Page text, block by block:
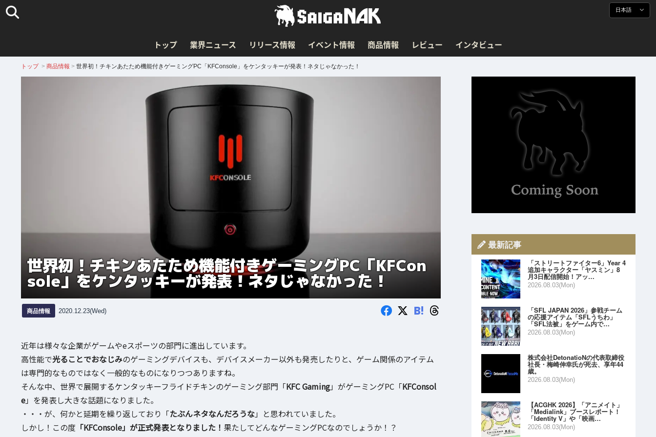
日本語
トップ 業界ニュース リリース情報 イベント情報 商品情報 レビュー インタビュー
トップ > 商品情報 > 世界初！チキンあたため機能付きゲーミングPC「KFConsole」をケンタッキーが発表！ネタじゃなかった！
世界初！チキンあたため機能付きゲーミングPC「KFCon
sole」をケンタッキーが発表！ネタじゃなかった！
商品情報 2020.12.23(Wed) B!
近年は様々な企業がゲームやeスポーツの部門に進出しています。
高性能で光ることでおなじみのゲーミングデバイスも、デバイスメーカー以外も発売したりと、ゲーム関係のアイテム
は専門的なものではなく一般的なものになりつつありますね。
そんな中、世界で展開するケンタッキーフライドチキンのゲーミング部門「KFC Gaming」がゲーミングPC「KFConsol
e」を発表し大きな話題になりました。
・・・が、何かと延期を繰り返しており「たぶんネタなんだろうな」と思われていました。
しかし！この度 「KFConsole」が正式発表となりました！ 果たしてどんなゲーミングPCなのでしょうか！？
最新記事
「ストリートファイター6」Year 4
追加キャラクター「ヤスミン」8
月3日配信開始！アッ…
2026.08.03(Mon)
「SFL JAPAN 2026」参戦チーム
の応援アイテム「SFLうちわ」
「SFL法被」をゲーム内で…
2026.08.03(Mon)
株式会社DetonatioNの代表取締役
社長・梅崎伸幸氏が死去、享年44
歳。
2026.08.03(Mon)
【ACGHK 2026】「アニメイト」
「Medialink」ブースレポート！
「Identity V」や「映画…
2026.08.03(Mon)